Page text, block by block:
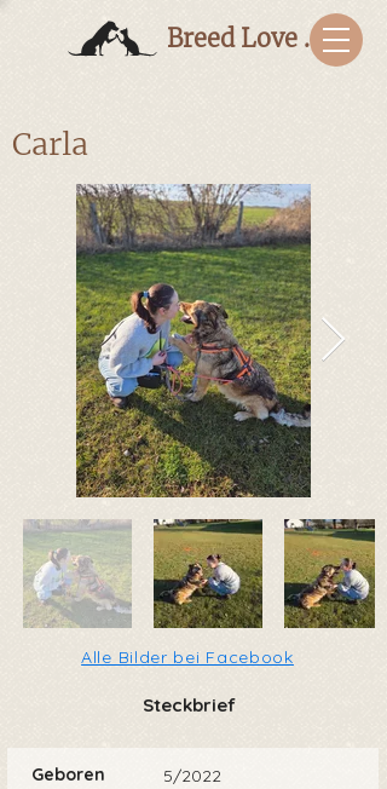
Breed Love Bulgaria
Carla
Alle Bilder bei Facebook
Steckbrief
Geboren 5/2022